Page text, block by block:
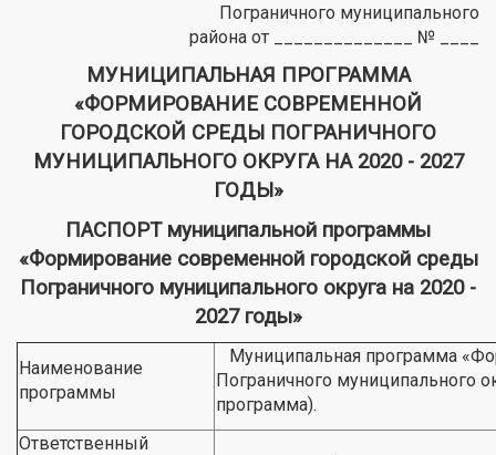
Пограничного муниципального
района от ______________ № ____
МУНИЦИПАЛЬНАЯ ПРОГРАММА
«ФОРМИРОВАНИЕ СОВРЕМЕННОЙ
ГОРОДСКОЙ СРЕДЫ ПОГРАНИЧНОГО
МУНИЦИПАЛЬНОГО ОКРУГА НА 2020 - 2027
ГОДЫ»
ПАСПОРТ муниципальной программы
«Формирование современной городской среды
Пограничного муниципального округа на 2020 -
2027 годы»
Наименование
программы
Муниципальная программа
Пограничного муниципального
программа).
Ответственный